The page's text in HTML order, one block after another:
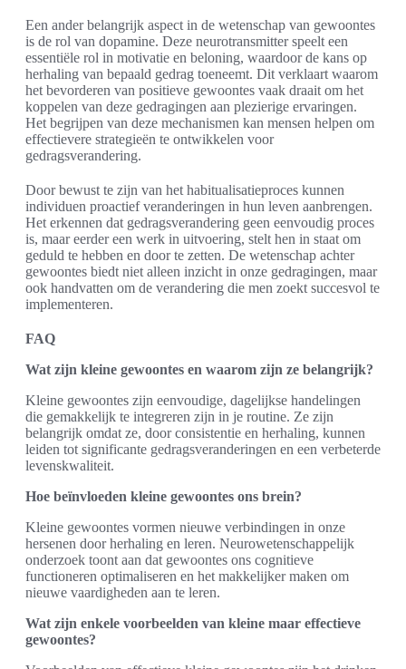
Een ander belangrijk aspect in de wetenschap van gewoontes
is de rol van dopamine. Deze neurotransmitter speelt een
essentiële rol in motivatie en beloning, waardoor de kans op
herhaling van bepaald gedrag toeneemt. Dit verklaart waarom
het bevorderen van positieve gewoontes vaak draait om het
koppelen van deze gedragingen aan plezierige ervaringen.
Het begrijpen van deze mechanismen kan mensen helpen om
effectievere strategieën te ontwikkelen voor
gedragsverandering.
Door bewust te zijn van het habitualisatieproces kunnen
individuen proactief veranderingen in hun leven aanbrengen.
Het erkennen dat gedragsverandering geen eenvoudig proces
is, maar eerder een werk in uitvoering, stelt hen in staat om
geduld te hebben en door te zetten. De wetenschap achter
gewoontes biedt niet alleen inzicht in onze gedragingen, maar
ook handvatten om de verandering die men zoekt succesvol te
implementeren.
FAQ
Wat zijn kleine gewoontes en waarom zijn ze belangrijk?
Kleine gewoontes zijn eenvoudige, dagelijkse handelingen
die gemakkelijk te integreren zijn in je routine. Ze zijn
belangrijk omdat ze, door consistentie en herhaling, kunnen
leiden tot significante gedragsveranderingen en een verbeterde
levenskwaliteit.
Hoe beïnvloeden kleine gewoontes ons brein?
Kleine gewoontes vormen nieuwe verbindingen in onze
hersenen door herhaling en leren. Neurowetenschappelijk
onderzoek toont aan dat gewoontes ons cognitieve
functioneren optimaliseren en het makkelijker maken om
nieuwe vaardigheden aan te leren.
Wat zijn enkele voorbeelden van kleine maar effectieve
gewoontes?